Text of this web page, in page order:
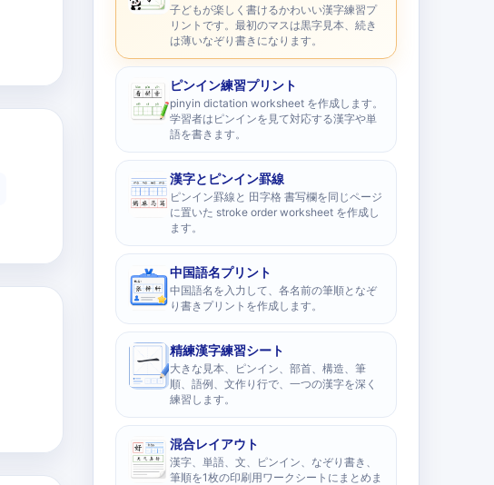
子どもが楽しく書けるかわいい漢字練習プ
リントです。最初のマスは黒字見本、続き
は薄いなぞり書きになります。
ピンイン練習プリント
pinyin dictation worksheet を作成します。
学習者はピンインを見て対応する漢字や単
語を書きます。
漢字とピンイン罫線
ピンイン罫線と 田字格 書写欄を同じページ
に置いた stroke order worksheet を作成し
ます。
中国語名プリント
中国語名を入力して、各名前の筆順となぞ
り書きプリントを作成します。
精練漢字練習シート
大きな見本、ピンイン、部首、構造、筆
順、語例、文作り行で、一つの漢字を深く
練習します。
混合レイアウト
漢字、単語、文、ピンイン、なぞり書き、
筆順を1枚の印刷用ワークシートにまとめま